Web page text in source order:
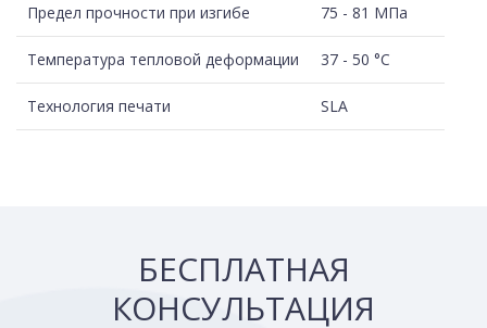
Предел прочности при изгибе 75 - 81 МПа
Температура тепловой деформации 37 - 50 °C
Технология печати SLA
БЕСПЛАТНАЯ
КОНСУЛЬТАЦИЯ